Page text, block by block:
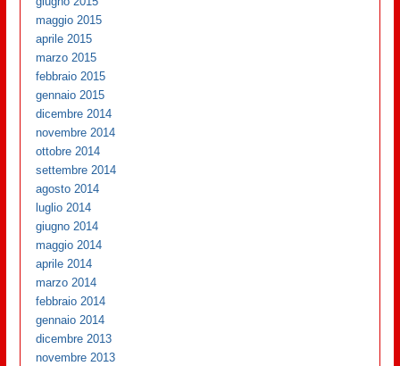
maggio 2015
aprile 2015
marzo 2015
febbraio 2015
gennaio 2015
dicembre 2014
novembre 2014
ottobre 2014
settembre 2014
agosto 2014
luglio 2014
giugno 2014
maggio 2014
aprile 2014
marzo 2014
febbraio 2014
gennaio 2014
dicembre 2013
novembre 2013